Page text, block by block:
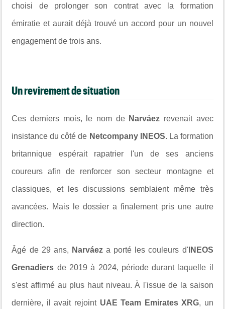
choisi de prolonger son contrat avec la formation
émiratie et aurait déjà trouvé un accord pour un nouvel
engagement de trois ans.
Un revirement de situation
Ces derniers mois, le nom de Narváez revenait avec
insistance du côté de Netcompany INEOS. La formation
britannique espérait rapatrier l'un de ses anciens
coureurs afin de renforcer son secteur montagne et
classiques, et les discussions semblaient même très
avancées. Mais le dossier a finalement pris une autre
direction.
Âgé de 29 ans, Narváeza porté les couleurs d'INEOS
Grenadiers de 2019 à 2024, période durant laquelle il
s'est affirmé au plus haut niveau. À l'issue de la saison
dernière, il avait rejoint UAE Team Emirates XRG, un